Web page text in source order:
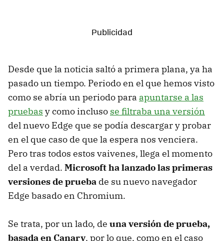
Desde que la noticia saltó a primera plana, ya ha
pasado un tiempo. Periodo en el que hemos visto
como se abría un periodo para apuntarse a las
pruebas y como incluso se filtraba una versión
del nuevo Edge que se podía descargar y probar
en el que caso de que la espera nos venciera.
Pero tras todos estos vaivenes, llega el momento
del a verdad. Microsoft ha lanzado las primeras
versiones de prueba de su nuevo navegador
Edge basado en Chromium.
Se trata, por un lado, de una versión de prueba,
basada en Canary, por lo que, como en el caso